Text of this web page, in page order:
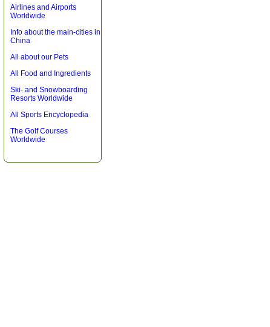
Airlines and Airports
Worldwide
Info about the main-cities in
China
All about our Pets
All Food and Ingredients
Ski- and Snowboarding
Resorts Worldwide
All Sports Encyclopedia
The Golf Courses
Worldwide